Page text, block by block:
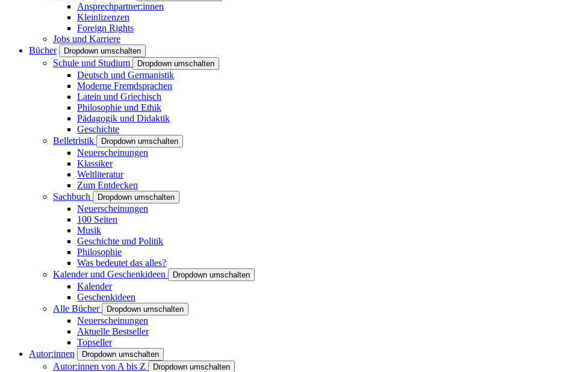
Ansprechpartner:innen
Kleinlizenzen
Foreign Rights
Jobs und Karriere
Bücher
Dropdown umschalten
Schule und Studium Dropdown umschalten
Deutsch und Germanistik
Moderne Fremdsprachen
Latein und Griechisch
Philosophie und Ethik
Pädagogik und Didaktik
Geschichte
Belletristik
Dropdown umschalten
Neuerscheinungen
Klassiker
Weltliteratur
Zum Entdecken
Sachbuch
Dropdown umschalten
Neuerscheinungen
100 Seiten
Musik
Geschichte und Politik
Philosophie
Was bedeutet das alles?
Kalender und Geschenkideen
Dropdown umschalten
Kalender
Geschenkideen
Alle Bücher
Dropdown umschalten
Neuerscheinungen
Aktuelle Bestseller
Topseller
Autor:innen
Dropdown umschalten
Autor:innen von A bis Z Dropdown umschalten